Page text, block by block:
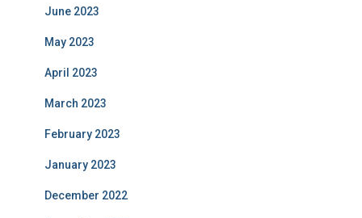
June 2023
May 2023
April 2023
March 2023
February 2023
January 2023
December 2022